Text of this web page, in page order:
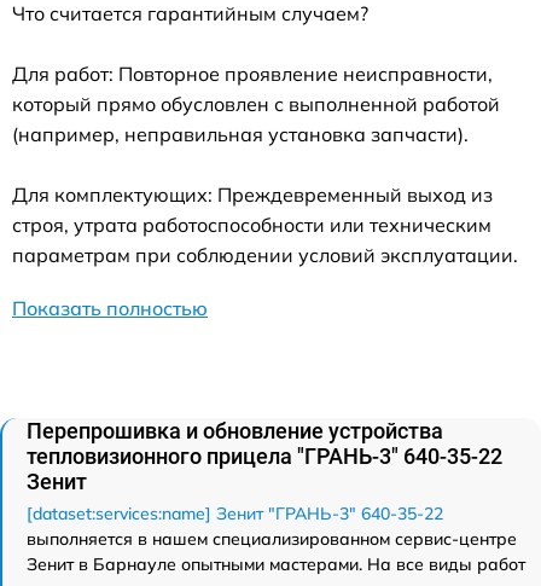
Что считается гарантийным случаем?
Для работ: Повторное проявление неисправности,
который прямо обусловлен с выполненной работой
(например, неправильная установка запчасти).
Для комплектующих: Преждевременный выход из
строя, утрата работоспособности или техническим
параметрам при соблюдении условий эксплуатации.
Показать полностью
Перепрошивка и обновление устройства
тепловизионного прицела "ГРАНЬ-3" 640-35-22
Зенит
[dataset:services:name] Зенит "ГРАНЬ-3" 640-35-22
выполняется в нашем специализированном сервис-центре
Зенит в Барнауле опытными мастерами. На все виды работ